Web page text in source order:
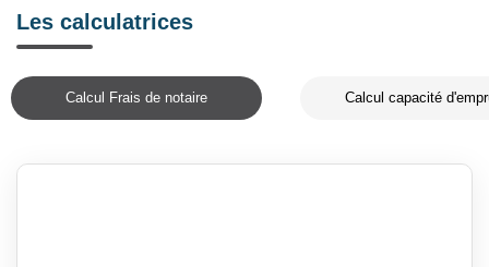
Les calculatrices
Calcul Frais de notaire Calcul capacité